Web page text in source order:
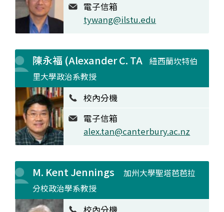
電子信箱
tywang@ilstu.edu
陳永福 (Alexander C. TA
紐西蘭坎特伯
里大學政治系教授
校內分機
電子信箱
alex.tan@canterbury.ac.nz
M. Kent Jennings
加州大學聖塔芭芭拉
分校政治學系教授